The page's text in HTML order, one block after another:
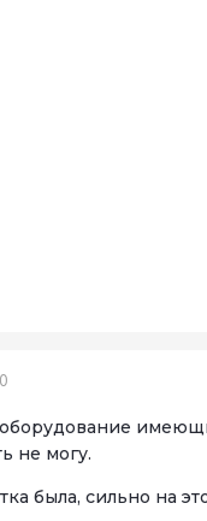
не могу.
была, сильно на